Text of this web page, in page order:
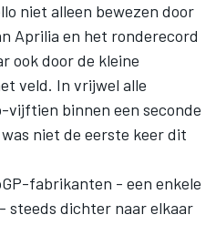
niet alleen bewezen door
Aprilia en het ronderecord
ook door de kleine
veld. In vrijwel alle
vijftien binnen een seconde
niet de eerste keer dit
fabrikanten - een enkele
steeds dichter naar elkaar